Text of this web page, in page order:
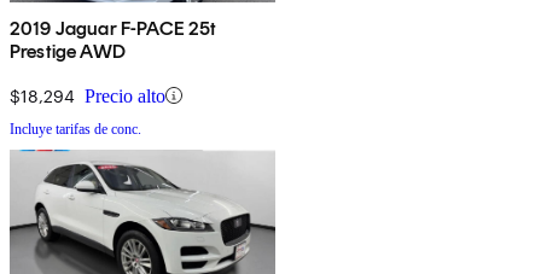
2019 Jaguar F-PACE 25t
Prestige AWD
$18,294 Precio alto
Incluye tarifas de conc.